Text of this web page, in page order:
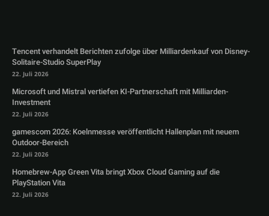
Tencent verhandelt Berichten zufolge über Milliardenkauf von Disney-
Solitaire-Studio SuperPlay
22. Juli 2026
Microsoft und Mistral vertiefen KI-Partnerschaft mit Milliarden-
Investment
22. Juli 2026
gamescom 2026: Koelnmesse veröffentlicht Hallenplan mit neuem
Outdoor-Bereich
22. Juli 2026
Homebrew-App Green Vita bringt Xbox Cloud Gaming auf die
PlayStation Vita
22. Juli 2026